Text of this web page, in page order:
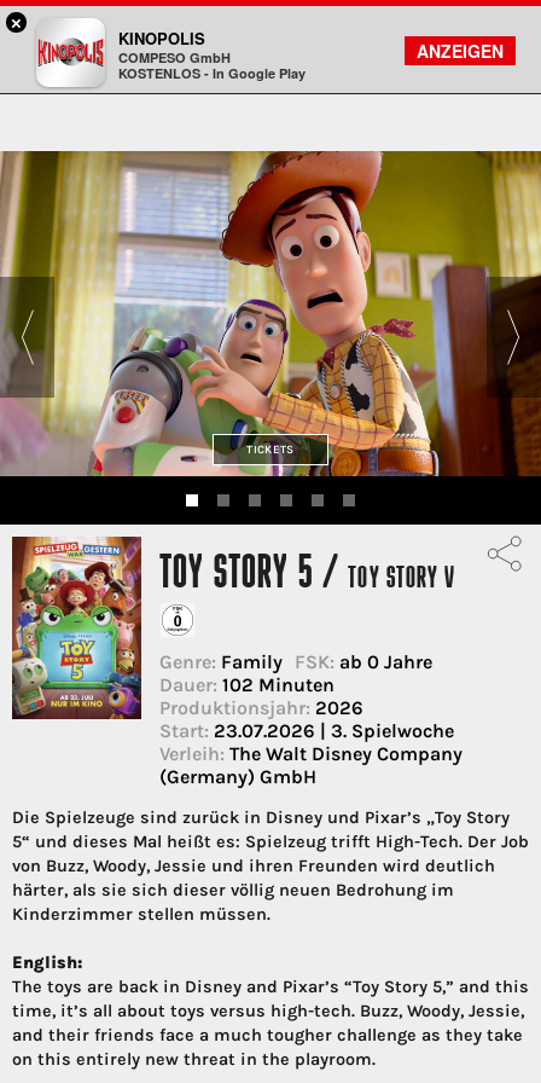
Kinopolis
FILMSUCHE
KONTO
TICKETS
TOY STORY 5 / TOY STORY V
Genre: Family FSK: ab 0 Jahre
Dauer: 102 Minuten
Produktionsjahr: 2026
Start: 23.07.2026 | 3. Spielwoche
Verleih: The Walt Disney Company
(Germany) GmbH
Die Spielzeuge sind zurück in Disney und Pixar’s „Toy Story
5“ und dieses Mal heißt es: Spielzeug trifft High-Tech. Der Job
von Buzz, Woody, Jessie und ihren Freunden wird deutlich
härter, als sie sich dieser völlig neuen Bedrohung im
Kinderzimmer stellen müssen.
English:
The toys are back in Disney and Pixar’s “Toy Story 5,” and this
time, it’s all about toys versus high-tech. Buzz, Woody, Jessie,
and their friends face a much tougher challenge as they take
on this entirely new threat in the playroom.
×
KINOPOLIS
COMPESO GmbH
KOSTENLOS - In Google Play
ANZEIGEN